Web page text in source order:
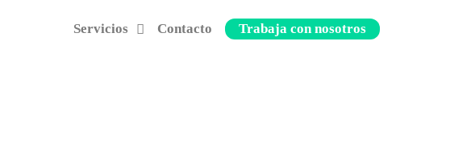
Servicios Contacto Trabaja con nosotros